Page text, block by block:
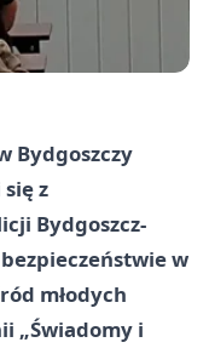
Bydgoszczy
z
Bydgoszcz-
bezpieczeństwie w
młodych
„Świadomy i